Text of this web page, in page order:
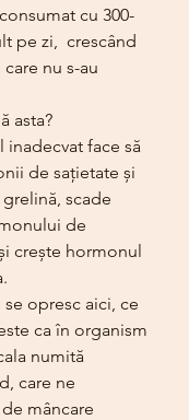
cu 300-
pe zi,  crescând
nu s-au
asta?
inadecvat face să
de sațietate și
scade
de
crește hormonul
ca în organism
numită
care ne
mâncare